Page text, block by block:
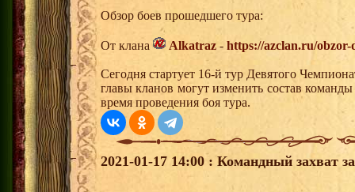
Обзор боев прошедшего тура:
От клана Alkatraz - https://azclan.ru/obzor-
Сегодня стартует 16-й тур Девятого
главы кланов могут изменить состав
время проведения боя тура.
2021-01-17 14:00 : Командный захват